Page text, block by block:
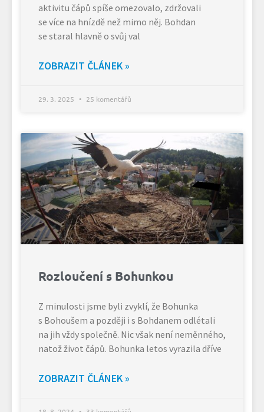
aktivitu čápů spíše omezovalo, zdržovali
se více na hnízdě než mimo něj. Bohdan
se staral hlavně o svůj val
ZOBRAZIT ČLÁNEK »
29. 3. 2025 25 komentářů
Rozloučení s Bohunkou
Z minulosti jsme byli zvyklí, že Bohunka
s Bohoušem a později i s Bohdanem odlétali
na jih vždy společně. Nic však není neměnného,
natož život čápů. Bohunka letos vyrazila dříve
ZOBRAZIT ČLÁNEK »